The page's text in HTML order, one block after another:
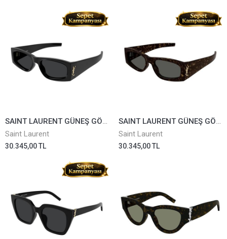
SAINT LAURENT GÜNEŞ GÖZLÜĞÜ SLM140-001
Saint Laurent
30.345,00 TL
SAINT LAURENT GÜNEŞ GÖZLÜĞÜ SLM140-003
Saint Laurent
30.345,00 TL